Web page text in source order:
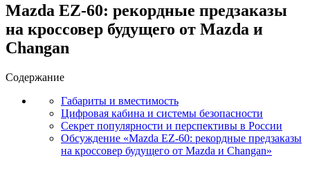
Mazda EZ-60: рекордные предзаказы
на кроссовер будущего от Mazda и
Changan
Содержание
Габариты и вместимость
Цифровая кабина и системы безопасности
Секрет популярности и перспективы в России
Обсуждение «Mazda EZ-60: рекордные предзаказы
на кроссовер будущего от Mazda и Changan»